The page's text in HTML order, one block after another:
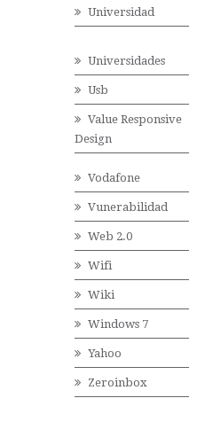
Universidad
Universidades
Usb
Value Responsive
Design
Vodafone
Vunerabilidad
Web 2.0
Wifi
Wiki
Windows 7
Yahoo
Zeroinbox